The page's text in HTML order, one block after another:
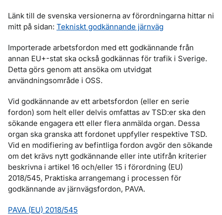
Länk till de svenska versionerna av förordningarna hittar ni
mitt på sidan: Tekniskt godkännande järnväg
Importerade arbetsfordon med ett godkännande från
annan EU+-stat ska också godkännas för trafik i Sverige.
Detta görs genom att ansöka om utvidgat
användningsområde i OSS.
Vid godkännande av ett arbetsfordon (eller en serie
fordon) som helt eller delvis omfattas av TSD:er ska den
sökande engagera ett eller flera anmälda organ. Dessa
organ ska granska att fordonet uppfyller respektive TSD.
Vid en modifiering av befintliga fordon avgör den sökande
om det krävs nytt godkännande eller inte utifrån kriterier
beskrivna i artikel 16 och/eller 15 i förordning (EU)
2018/545, Praktiska arrangemang i processen för
godkännande av järnvägsfordon, PAVA.
PAVA (EU) 2018/545